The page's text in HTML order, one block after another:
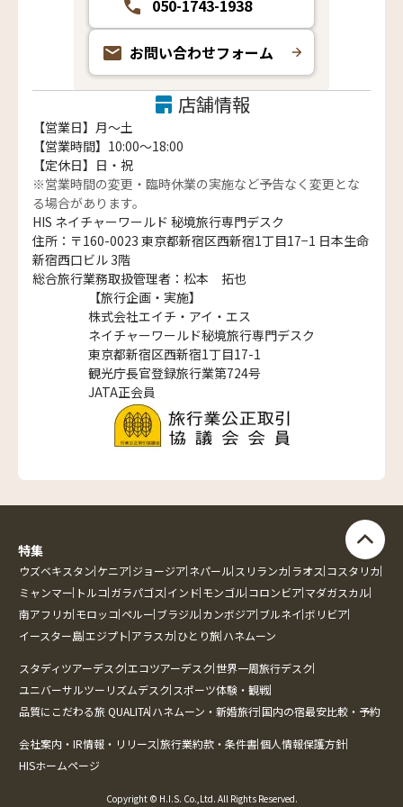
050-1743-1938
お問い合わせフォーム
店舗情報
【営業日】月〜土
【営業時間】10:00～18:00
【定休日】日・祝
※営業時間の変更・臨時休業の実施など予告なく変更とな
る場合があります。
HIS ネイチャーワールド 秘境旅行専門デスク
住所：〒160-0023 東京都新宿区西新宿1丁目17−1 日本生命
新宿西口ビル 3階
総合旅行業務取扱管理者：松本 拓也
【旅行企画・実施】
株式会社エイチ・アイ・エス
ネイチャーワールド秘境旅行専門デスク
東京都新宿区西新宿1丁目17-1
観光庁長官登録旅行業第724号
JATA正会員
特集
ウズベキスタン ケニア ジョージア ネパール スリランカ ラオス コスタリカ
ミャンマー トルコ ガラパゴス インド モンゴル コロンビア マダガスカル
南アフリカ モロッコ ペルー ブラジル カンボジア ブルネイ ボリビア
イースター島エジプト アラスカ ひとり旅 ハネムーン
スタディツアーデスク エコツアーデスク 世界一周旅行デスク
ユニバーサルツーリズムデスク スポーツ体験・観戦
品質にこだわる旅 QUALITA ハネムーン・新婚旅行 国内の宿最安比較・予約
会社案内・IR情報・リリース 旅行業約款・条件書個人情報保護方針
HISホームページ
Copyright © H.I.S. Co.,Ltd. All Rights Reserved.